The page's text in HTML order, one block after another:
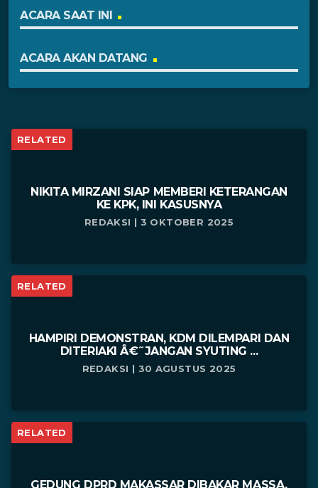
ACARA SAAT INI
ACARA AKAN DATANG
RELATED
NIKITA MIRZANI SIAP MEMBERI KETERANGAN
KE KPK, INI KASUSNYA
REDAKSI | 3 OKTOBER 2025
RELATED
HAMPIRI DEMONSTRAN, KDM DILEMPARI DAN
DITERIAKI Â€˜JANGAN SYUTING ...
REDAKSI | 30 AGUSTUS 2025
RELATED
GEDUNG DPRD MAKASSAR DIBAKAR MASSA,